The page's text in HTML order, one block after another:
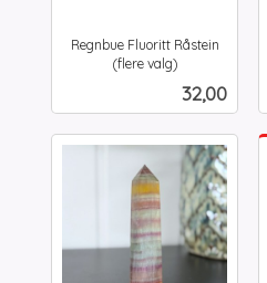
Regnbue Fluoritt Råstein
(flere valg)
Pris
32,00